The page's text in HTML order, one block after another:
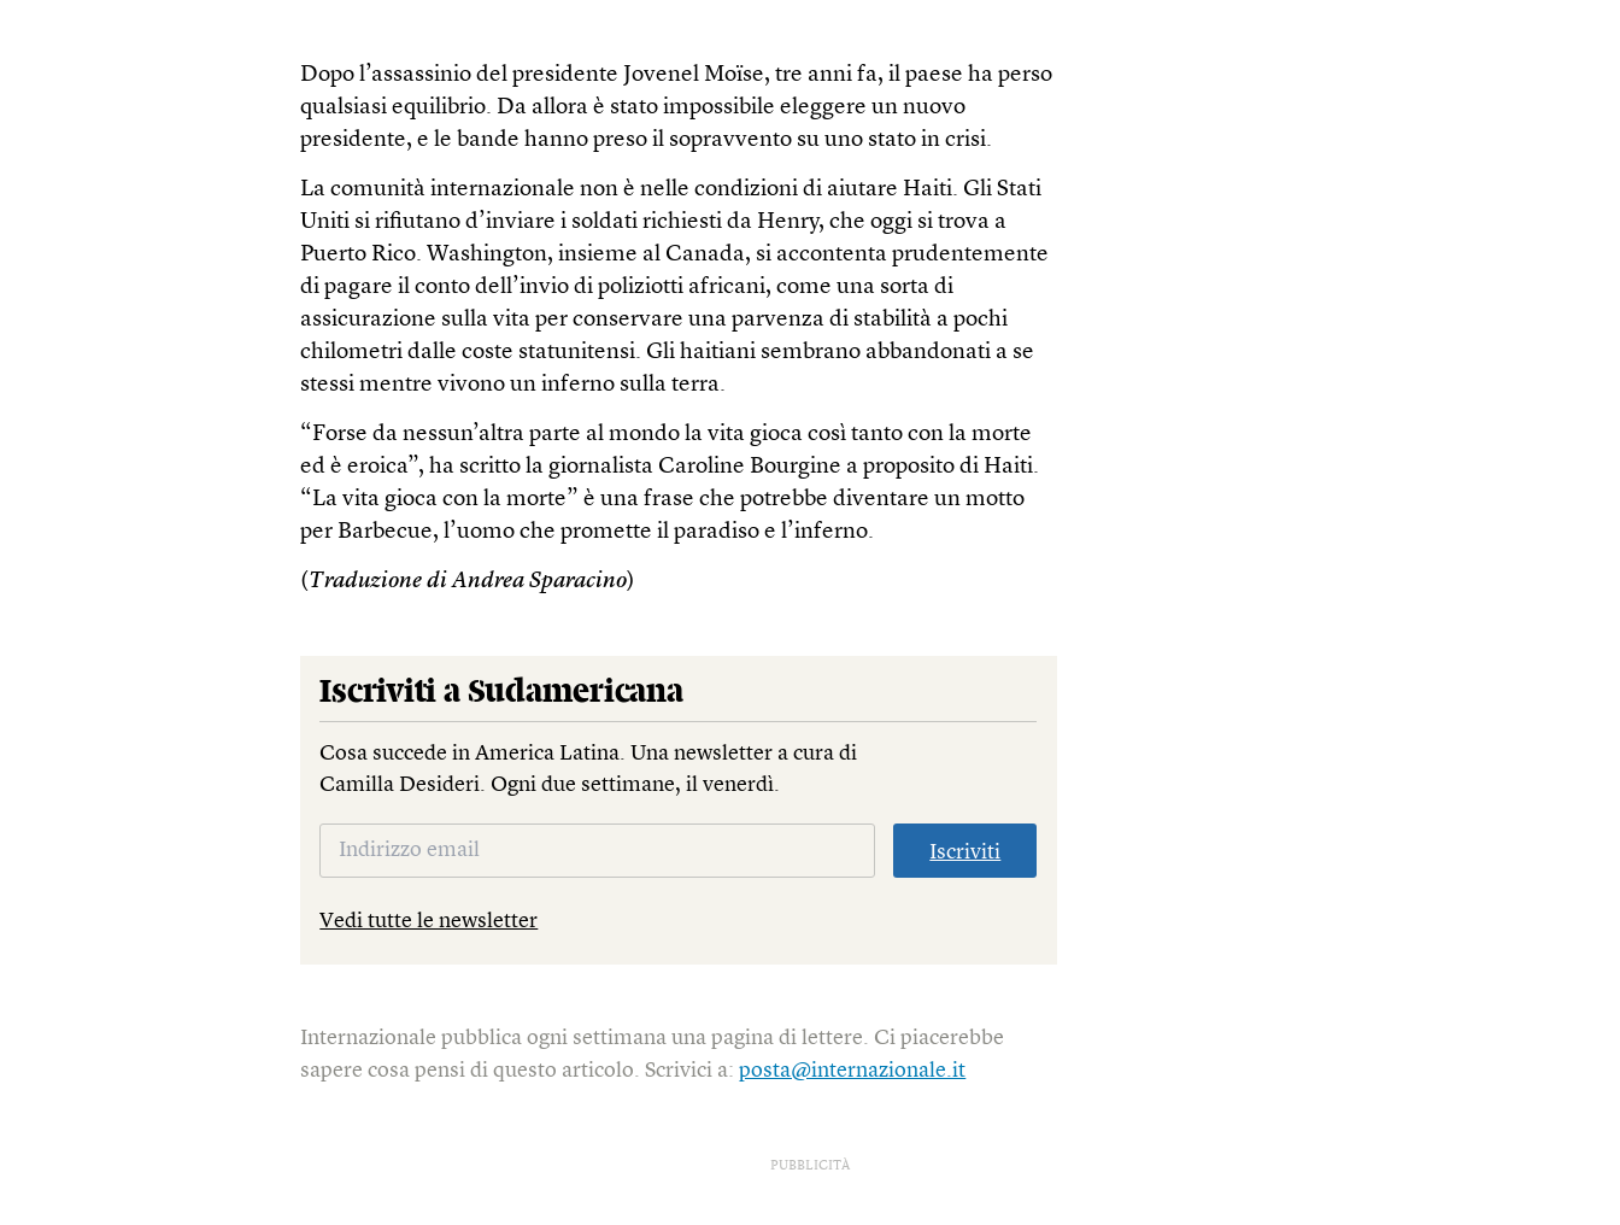
Dopo l’assassinio del presidente Jovenel Moïse, tre anni fa, il paese ha perso
qualsiasi equilibrio. Da allora è stato impossibile eleggere un nuovo
presidente, e le bande hanno preso il sopravvento su uno stato in crisi.
La comunità internazionale non è nelle condizioni di aiutare Haiti. Gli Stati
Uniti si rifiutano d’inviare i soldati richiesti da Henry, che oggi si trova a
Puerto Rico. Washington, insieme al Canada, si accontenta prudentemente
di pagare il conto dell’invio di poliziotti africani, come una sorta di
assicurazione sulla vita per conservare una parvenza di stabilità a pochi
chilometri dalle coste statunitensi. Gli haitiani sembrano abbandonati a se
stessi mentre vivono un inferno sulla terra.
“Forse da nessun’altra parte al mondo la vita gioca così tanto con la morte
ed è eroica”, ha scritto la giornalista Caroline Bourgine a proposito di Haiti.
“La vita gioca con la morte” è una frase che potrebbe diventare un motto
per Barbecue, l’uomo che promette il paradiso e l’inferno.
(Traduzione di Andrea Sparacino)
Iscriviti a Sudamericana
Cosa succede in America Latina. Una newsletter a cura di
Camilla Desideri. Ogni due settimane, il venerdì.
Iscriviti
Vedi tutte le newsletter
Internazionale pubblica ogni settimana una pagina di lettere. Ci piacerebbe
sapere cosa pensi di questo articolo. Scrivici a:posta@internazionale.it
PUBBLICITÀ